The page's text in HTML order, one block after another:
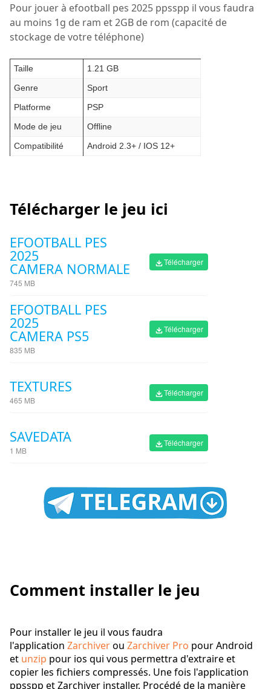
Pour jouer à efootball pes 2025 ppsspp il vous faudra
au moins 1g de ram et 2GB de rom (capacité de
stockage de votre téléphone)
Taille
1.21 GB
Genre
Sport
Platforme
PSP
Mode de jeu
Offline
Compatibilité
Android 2.3+ / IOS 12+
Télécharger le jeu ici
EFOOTBALL PES
2025
CAMERA NORMALE
745 MB
Télécharger
EFOOTBALL PES
2025
CAMERA PS5
835 MB
Télécharger
TEXTURES
465 MB
Télécharger
SAVEDATA
1 MB
Télécharger
Comment installer le jeu
Pour installer le jeu il vous faudra
l'application Zarchiverou Zarchiver Pro pour Android
et unzip pour ios qui vous permettra d'extraire et
copier les fichiers compressés. Une fois l'application
ppsspp et Zarchiver installer. Procédé de la manière